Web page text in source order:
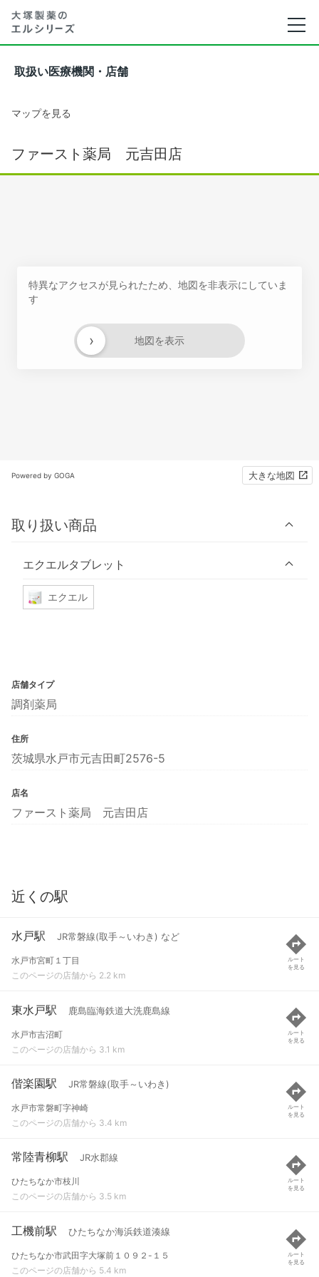
取扱い医療機関・店舗
マップを見る
ファースト薬局 元吉田店
特異なアクセスが見られたため、地図を非表示にしていま
す
地図を表示
›
Powered by GOGA 大きな地図
取り扱い商品
エクエルタブレット
エクエル
店舗タイプ
調剤薬局
住所
茨城県水戸市元吉田町2576-5
店名
ファースト薬局 元吉田店
近くの駅
水戸駅 JR常磐線(取手～いわき) など
水戸市宮町１丁目
このページの店舗から 2.2 km
ルート
を見る
東水戸駅 鹿島臨海鉄道大洗鹿島線
水戸市吉沼町
このページの店舗から 3.1 km
ルート
を見る
偕楽園駅 JR常磐線(取手～いわき)
水戸市常磐町字神崎
このページの店舗から 3.4 km
ルート
を見る
常陸青柳駅 JR水郡線
ひたちなか市枝川
このページの店舗から 3.5 km
ルート
を見る
工機前駅 ひたちなか海浜鉄道湊線
ひたちなか市武田字大塚前１０９２-１５
このページの店舗から 5.4 km
ルート
を見る